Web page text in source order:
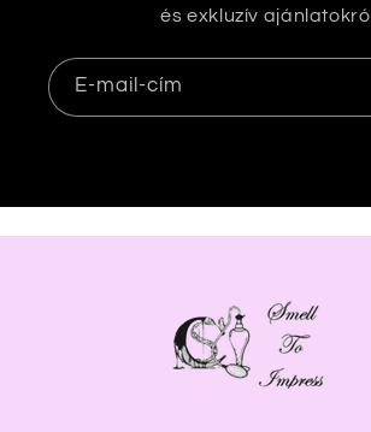
és exkluzív ajánlatokról.
E-mail-cím